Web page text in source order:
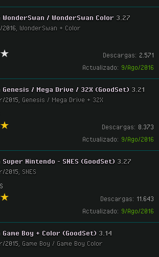
/ WonderSwan Color 3.27
2016 WonderSwan + Color
Descargas: 2.571
Actualizado: 9/Ago/2016
Genesis / Mega Drive / 32X (GoodSet) 3.21
2015 Genesis / Mega Drive + 32X
Descargas: 8.373
Actualizado: 9/Ago/2016
Super Nintendo - SNES (GoodSet) 3.27
2015 SNES
Descargas: 11.643
Actualizado: 9/Ago/2016
Boy + Color (GoodSet) 3.14
2015 Game Boy / Game Boy Color